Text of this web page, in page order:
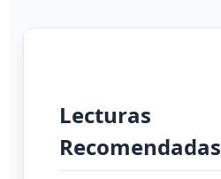
Lecturas
Recomendadas